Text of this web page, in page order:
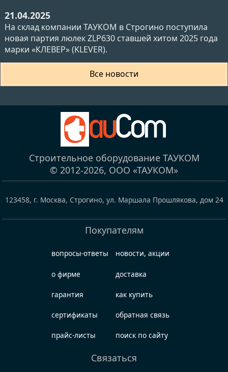
21.04.2025
На склад компании ТАУКОМ в Строгино поступила
новая партия люлек ZLP630 ставшей хитом 2025 года
марки «КЛЕВЕР» (KLEVER).
Все новости
Строительное оборудование ТАУКОМ
© 2012-2026, ООО «ТАУКОМ»
123458, г. Москва, Строгино, ул. Маршала Прошлякова, дом 24
Покупателям
вопросы-ответы
о фирме
гарантия
сертификаты
прайс-листы
новости, акции
доставка
как купить
обратная связь
поиск по сайту
Связаться